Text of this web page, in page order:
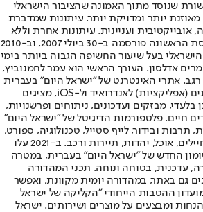
שנוסד מתוך האמונה שהציבור הישראלי
מאוזנת יותר ומדויקת יותר. עיתונות שמדברת
אובייקטיבית ועניינית. עיתונות אחרת וללא
תשלום. המהדורה המודפסת הראשונה פורסמה ב-30 ביולי 2007, וב-2010
בעל שיעור החשיפה הגבוה ביותר בימי
אדלסון. העורך הראשי הוא עמר לחמנוביץ,
רגב. אתרי האינטרנט של "ישראל היום" בעברית
ובאנגלית, כמו כן היישומונים (אפליקציות) לאנדרואיד ול-iOS, מציגים
מבזקים ועדכונים, ניתוחים ופרשנויות,
חיים. פלטפורמות הדיגיטל של "ישראל היום"
תרבות ובידור, לייף סטייל, טכנולוגיה, ספורט,
כלכלה וצרכנות, בריאות, חיילים, אוכל, יהדות, תיירות ורכב. ב-2021 עלו
החדש של "ישראל היום" בעברית, במטרה
עדכנית, בטוחה ונוחה. תכני המהדורה
גם באתר, במהדורה יומית מקוונת, ואפשר
ההטבות הייחודי "הקליקה של ישראל
ומבצעים על מוצרים ושירותים. ישראל